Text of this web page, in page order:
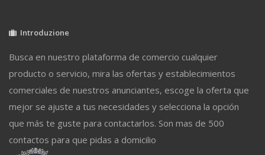
Introduzione
Busca en nuestro plataforma de comercio cualquier
producto o servicio, mira las ofertas y establecimientos
comerciales de nuestros anunciantes, escoge la oferta que
mejor se ajuste a tus necesidades y selecciona la opción
que más te guste para contactarlos. Son mas de 500
contactos para que pidas a domicilio